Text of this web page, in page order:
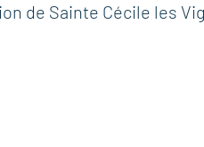
de Sainte Cécile les